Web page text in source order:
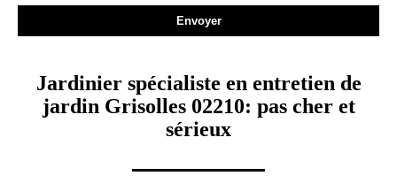
Jardinier spécialiste en entretien de
jardin Grisolles 02210: pas cher et
sérieux